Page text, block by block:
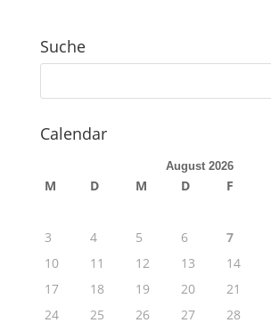
Suche
Calendar
August 2026
M D M D F
3
4 5 6 7
10
11 12 13 14
17
18 19 20 21
24
25 26 27 28